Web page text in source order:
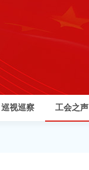
巡视巡察 工会之声